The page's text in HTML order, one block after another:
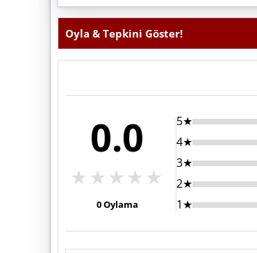
Oyla & Tepkini Göster!
0.0
★ ★ ★ ★ ★
0Oylama
5★
4★
3★
2★
1★